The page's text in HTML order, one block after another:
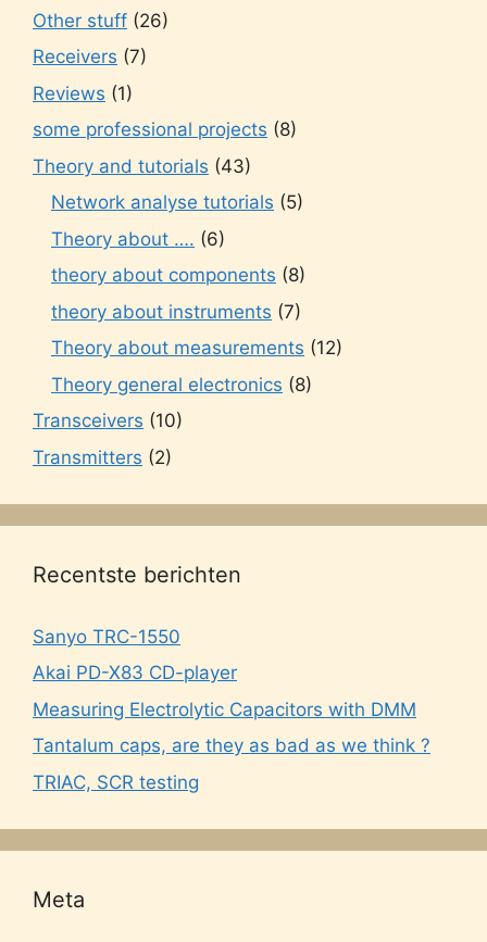
Other stuff (26)
Receivers (7)
Reviews (1)
some professional projects (8)
Theory and tutorials (43)
Network analyse tutorials (5)
Theory about …. (6)
theory about components (8)
theory about instruments (7)
Theory about measurements (12)
Theory general electronics (8)
Transceivers (10)
Transmitters (2)
Recentste berichten
Sanyo TRC-1550
Akai PD-X83 CD-player
Measuring Electrolytic Capacitors with DMM
Tantalum caps, are they as bad as we think ?
TRIAC, SCR testing
Meta